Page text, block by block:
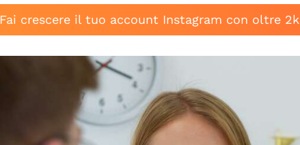
Fai crescere il tuo account Instagram con oltre